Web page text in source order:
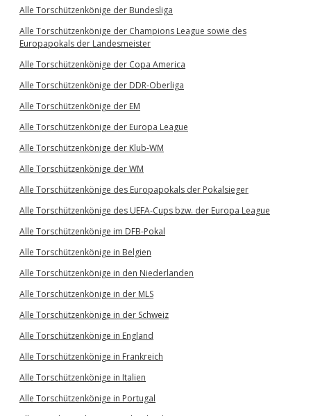
Alle Torschützenkönige der Bundesliga
Alle Torschützenkönige der Champions League sowie des
Europapokals der Landesmeister
Alle Torschützenkönige der Copa America
Alle Torschützenkönige der DDR-Oberliga
Alle Torschützenkönige der EM
Alle Torschützenkönige der Europa League
Alle Torschützenkönige der Klub-WM
Alle Torschützenkönige der WM
Alle Torschützenkönige des Europapokals der Pokalsieger
Alle Torschützenkönige des UEFA-Cups bzw. der Europa League
Alle Torschützenkönige im DFB-Pokal
Alle Torschützenkönige in Belgien
Alle Torschützenkönige in den Niederlanden
Alle Torschützenkönige in der MLS
Alle Torschützenkönige in der Schweiz
Alle Torschützenkönige in England
Alle Torschützenkönige in Frankreich
Alle Torschützenkönige in Italien
Alle Torschützenkönige in Portugal